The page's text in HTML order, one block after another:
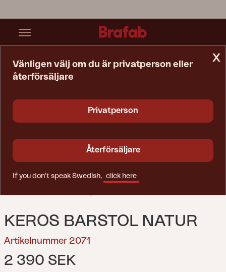
KEROS BARSTOL NATUR
Artikelnummer 2071
2 390 SEK
x
Vänligen välj om du är privatperson eller
återförsäljare
Privatperson
Återförsäljare
If you don't speak Swedish, click here